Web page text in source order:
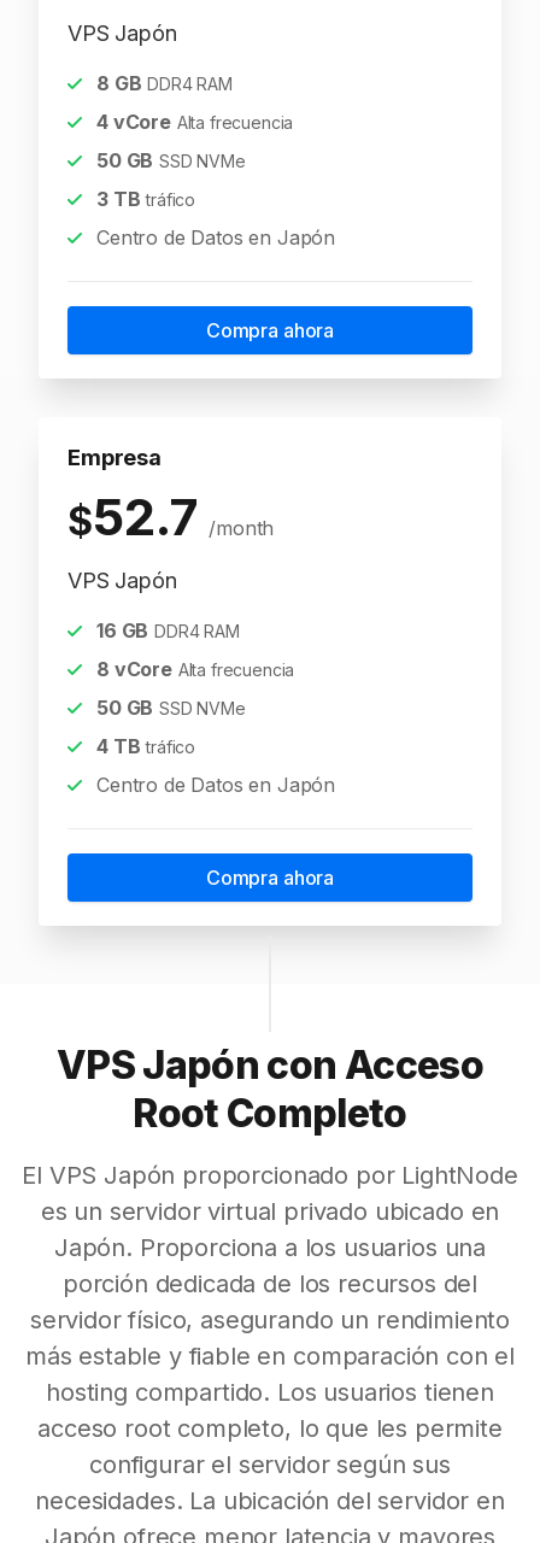
VPS Japón
8 GB DDR4 RAM
4vCore Alta frecuencia
50GB SSD NVMe
3TB tráfico
Centro de Datos en Japón
Compra ahora
Empresa
$52.7 /month
VPS Japón
16 GB DDR4 RAM
8 vCore Alta frecuencia
50GB SSD NVMe
4TB tráfico
Centro de Datos en Japón
Compra ahora
VPS Japón con Acceso
Root Completo
El VPS Japón proporcionado por LightNode
es un servidor virtual privado ubicado en
Japón. Proporciona a los usuarios una
porción dedicada de los recursos del
servidor físico, asegurando un rendimiento
más estable y fiable en comparación con el
hosting compartido. Los usuarios tienen
acceso root completo, lo que les permite
configurar el servidor según sus
necesidades. La ubicación del servidor en
Japón ofrece menor latencia y mayores